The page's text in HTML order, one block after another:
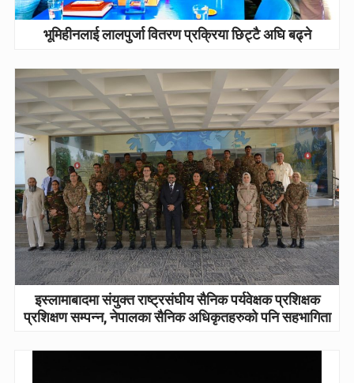
भूमिहीनलाई लालपुर्जा वितरण प्रक्रिया छिट्टै अघि बढ्ने
इस्लामाबादमा संयुक्त राष्ट्रसंघीय सैनिक पर्यवेक्षक प्रशिक्षक
प्रशिक्षण सम्पन्न, नेपालका सैनिक अधिकृतहरुको पनि सहभागिता